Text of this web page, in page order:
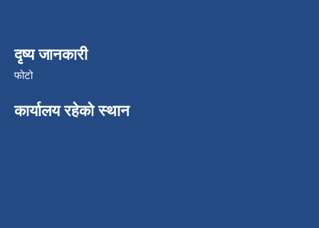
दृष्य जानकारी
फोटो
कार्यालय रहेको स्थान